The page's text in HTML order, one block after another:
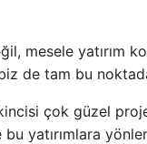
mesele yatırım
de tam bu noktada
çok güzel
yatırımlara